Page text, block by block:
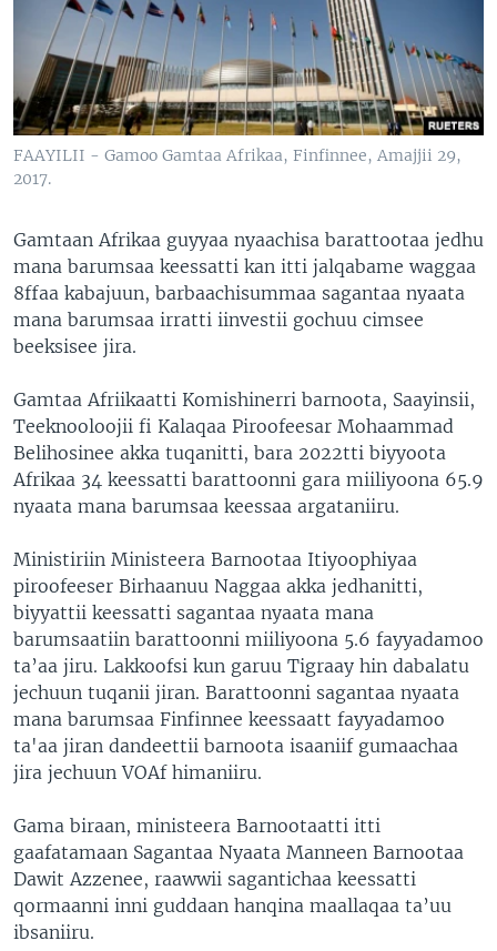
FAAYILII - Gamoo Gamtaa Afrikaa, Finfinnee, Amajjii 29,
2017.
Gamtaan Afrikaa guyyaa nyaachisa barattootaa jedhu
mana barumsaa keessatti kan itti jalqabame waggaa
8ffaa kabajuun, barbaachisummaa sagantaa nyaata
mana barumsaa irratti iinvestii gochuu cimsee
beeksisee jira.
Gamtaa Afriikaatti Komishinerri barnoota, Saayinsii,
Teeknooloojii fi Kalaqaa Piroofeesar Mohaammad
Belihosinee akka tuqanitti, bara 2022tti biyyoota
Afrikaa 34 keessatti barattoonni gara miiliyoona 65.9
nyaata mana barumsaa keessaa argataniiru.
Ministiriin Ministeera Barnootaa Itiyoophiyaa
piroofeeser Birhaanuu Naggaa akka jedhanitti,
biyyattii keessatti sagantaa nyaata mana
barumsaatiin barattoonni miiliyoona 5.6 fayyadamoo
ta’aa jiru. Lakkoofsi kun garuu Tigraay hin dabalatu
jechuun tuqanii jiran. Barattoonni sagantaa nyaata
mana barumsaa Finfinnee keessaatt fayyadamoo
ta'aa jiran dandeettii barnoota isaaniif gumaachaa
jira jechuun VOAf himaniiru.
Gama biraan, ministeera Barnootaatti itti
gaafatamaan Sagantaa Nyaata Manneen Barnootaa
Dawit Azzenee, raawwii sagantichaa keessatti
qormaanni inni guddaan hanqina maallaqaa ta’uu
ibsaniiru.